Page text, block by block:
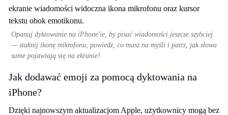
Opanuj dyktowanie na iPhone'ie, by pisać wiadomości jeszcze szybciej
— stuknij ikonę mikrofonu, powiedz, co masz na myśli i patrz, jak słowa
same pojawiają się na ekranie!
Jak dodawać emoji za pomocą dyktowania na
iPhone?
Dzięki najnowszym aktualizacjom Apple, użytkownicy mogą bez